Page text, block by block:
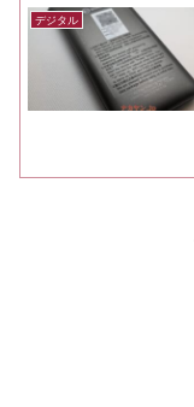
デジタル